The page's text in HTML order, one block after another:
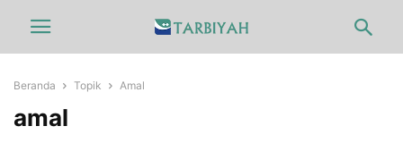
Beranda Topik Amal
amal